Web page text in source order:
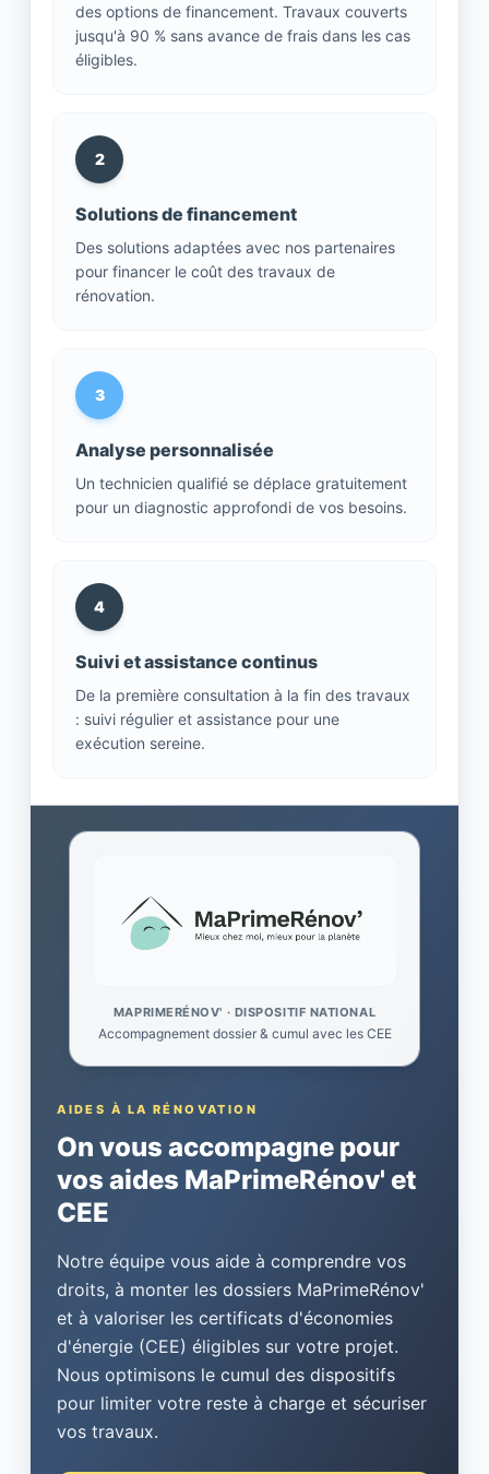
des options de financement. Travaux couverts
jusqu'à 90 % sans avance de frais dans les cas
éligibles.
2
Solutions de financement
Des solutions adaptées avec nos partenaires
pour financer le coût des travaux de
rénovation.
3
Analyse personnalisée
Un technicien qualifié se déplace gratuitement
pour un diagnostic approfondi de vos besoins.
4
Suivi et assistance continus
De la première consultation à la fin des travaux
: suivi régulier et assistance pour une
exécution sereine.
MAPRIMERÉNOV' · DISPOSITIF NATIONAL
Accompagnement dossier & cumul avec les CEE
AIDES À LA RÉNOVATION
On vous accompagne pour
vos aides MaPrimeRénov' et
CEE
Notre équipe vous aide à comprendre vos
droits, à monter les dossiers MaPrimeRénov'
et à valoriser les certificats d'économies
d'énergie (CEE) éligibles sur votre projet.
Nous optimisons le cumul des dispositifs
pour limiter votre reste à charge et sécuriser
vos travaux.